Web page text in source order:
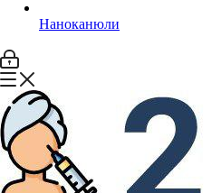
Наноканюли